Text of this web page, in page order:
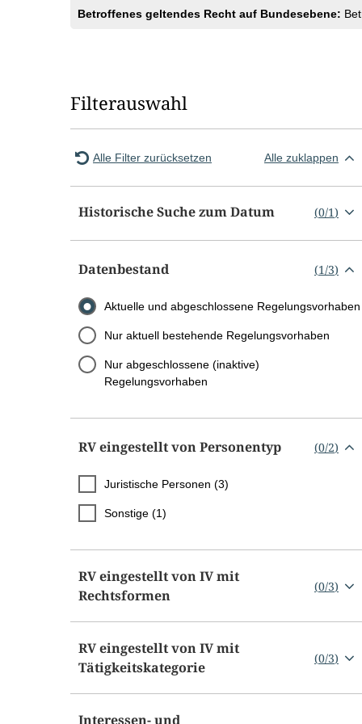
Betroffenes geltendes Recht auf Bundesebene:
Filterauswahl
Alle Filter zurücksetzen Alle zuklappen
Historische Suche zum Datum (0/1)
Datenbestand (1/3)
Aktuelle und abgeschlossene Regelungsvorhaben
Nur aktuell bestehende Regelungsvorhaben
Nur abgeschlossene (inaktive)
Regelungsvorhaben
RV eingestellt von Personentyp (0/2)
Juristische Personen (3)
Sonstige (1)
RV eingestellt von IV mit
Rechtsformen
(0/3)
RV eingestellt von IV mit
Tätigkeitskategorie
(0/3)
Interessen- und